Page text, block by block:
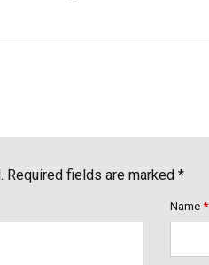
Required fields are marked *
Name *